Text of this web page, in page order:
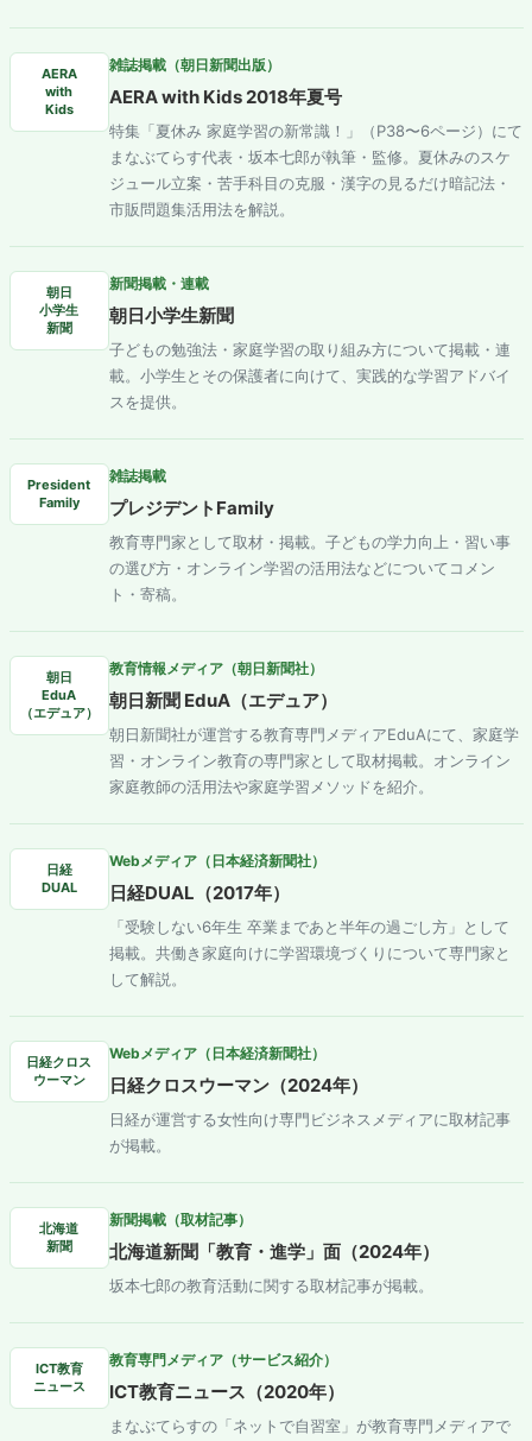
AERA
with
Kids
雑誌掲載（朝日新聞出版）
AERA with Kids 2018年夏号
特集「夏休み 家庭学習の新常識！」（P38〜6ページ）にて
まなぶてらす代表・坂本七郎が執筆・監修。夏休みのスケ
ジュール立案・苦手科目の克服・漢字の見るだけ暗記法・
市販問題集活用法を解説。
朝日
小学生
新聞
新聞掲載・連載
朝日小学生新聞
子どもの勉強法・家庭学習の取り組み方について掲載・連
載。小学生とその保護者に向けて、実践的な学習アドバイ
スを提供。
President
Family
雑誌掲載
プレジデントFamily
教育専門家として取材・掲載。子どもの学力向上・習い事
の選び方・オンライン学習の活用法などについてコメン
ト・寄稿。
朝日
EduA
（エデュア）
教育情報メディア（朝日新聞社）
朝日新聞 EduA（エデュア）
朝日新聞社が運営する教育専門メディアEduAにて、家庭学
習・オンライン教育の専門家として取材掲載。オンライン
家庭教師の活用法や家庭学習メソッドを紹介。
日経
DUAL
Webメディア（日本経済新聞社）
日経DUAL（2017年）
「受験しない6年生 卒業まであと半年の過ごし方」として
掲載。共働き家庭向けに学習環境づくりについて専門家と
して解説。
日経クロス
ウーマン
Webメディア（日本経済新聞社）
日経クロスウーマン（2024年）
日経が運営する女性向け専門ビジネスメディアに取材記事
が掲載。
北海道
新聞
新聞掲載（取材記事）
北海道新聞「教育・進学」面（2024年）
坂本七郎の教育活動に関する取材記事が掲載。
ICT教育
ニュース
教育専門メディア（サービス紹介）
ICT教育ニュース（2020年）
まなぶてらすの「ネットで自習室」が教育専門メディアで